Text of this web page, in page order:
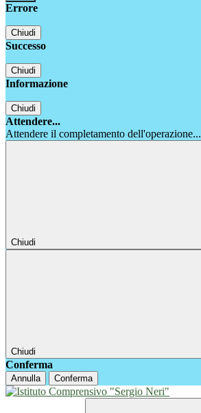
Errore
Chiudi
Successo
Chiudi
Informazione
Chiudi
Attendere...
Attendere il completamento dell'operazione...
Chiudi
Chiudi
Conferma
Annulla Conferma